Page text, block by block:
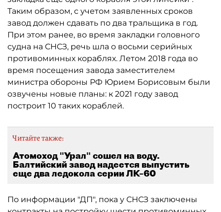
Таким образом, с учетом заявленных сроков
завод должен сдавать по два тральщика в год.
При этом ранее, во время закладки головного
судна на СНСЗ, речь шла о восьми серийных
противоминных кораблях. Летом 2018 года во
время посещения завода заместителем
министра обороны РФ Юрием Борисовым были
озвучены новые планы: к 2021 году завод
построит 10 таких кораблей.
Читайте также:
Атомоход "Урал" сошел на воду.
Балтийский завод надеется выпустить
еще два ледокола серии ЛК–60
По информации "ДП", пока у СНСЗ заключены